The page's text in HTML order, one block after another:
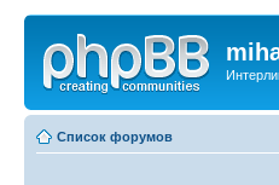
Список форумов